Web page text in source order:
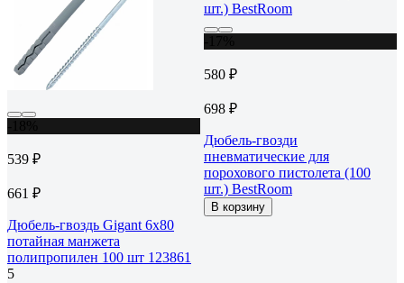
539 ₽
661 ₽
Дюбель-гвоздь Gigant 6x80
потайная манжета
полипропилен 100 шт 123861
5
580 ₽
698 ₽
Дюбель-гвозди
пневматические для
порохового пистолета (100
шт.) BestRoom
В корзину